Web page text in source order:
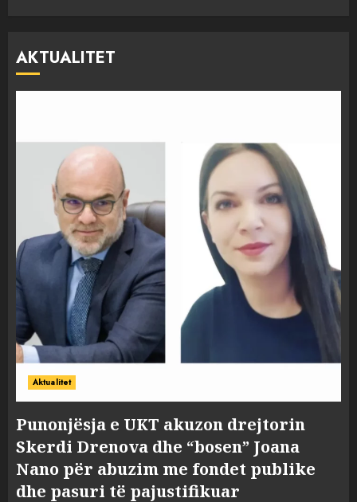
AKTUALITET
Aktualitet
Punonjësja e UKT akuzon drejtorin
Skerdi Drenova dhe “bosen” Joana
Nano për abuzim me fondet publike
dhe pasuri të pajustifikuar